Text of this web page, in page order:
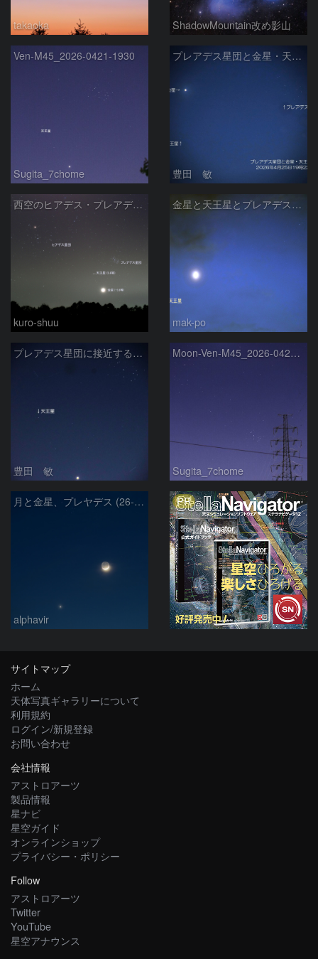
takaoka ShadowMountain改め影山
Ven-M45_2026-0421-1930
Sugita_7chome
プレアデス星団と金星・天王星の接近 2026/4/25
豊田 敏
西空のヒアデス・プレアデス星団と金星(-3.9等)・天王星(5.8等) (2026/04/21)
kuro-shuu
金星と天王星とプレアデス星団の接近
mak-po
プレアデス星団に接近する金星と天王星 2026/4/21
豊田 敏
Moon-Ven-M45_2026-0420-1937
Sugita_7chome
月と金星、プレヤデス (26-04-19)
alphavir
PR
サイトマップ
ホーム
天体写真ギャラリーについて
利用規約
ログイン/新規登録
お問い合わせ
会社情報
アストロアーツ
製品情報
星ナビ
星空ガイド
オンラインショップ
プライバシー・ポリシー
Follow
アストロアーツ
Twitter
YouTube
星空アナウンス